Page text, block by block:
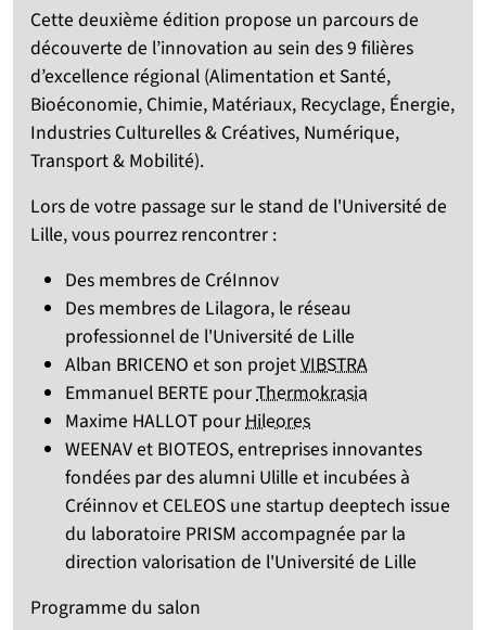
Cette deuxième édition propose un parcours de
découverte de l’innovation au sein des 9 filières
d’excellence régional (Alimentation et Santé,
Bioéconomie, Chimie, Matériaux, Recyclage, Énergie,
Industries Culturelles & Créatives, Numérique,
Transport & Mobilité).
Lors de votre passage sur le stand de l'Université de
Lille, vous pourrez rencontrer :
Des membres de CréInnov
Des membres de Lilagora, le réseau
professionnel de l'Université de Lille
Alban BRICENO et son projetVIBSTRA
Emmanuel BERTE pourThermokrasia
Maxime HALLOT pourHileores
WEENAV et BIOTEOS, entreprises innovantes
fondées par des alumni Ulille et incubées à
Créinnov et CELEOS une startup deeptech issue
du laboratoire PRISM accompagnée par la
direction valorisation de l'Université de Lille
Programme du salon